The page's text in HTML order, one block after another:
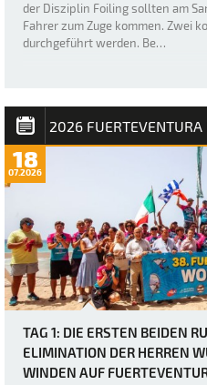
der Disziplin Foiling sollten am
Fahrer zum Zuge kommen. Zwei
durchgeführt werden. Be…
2026
18
07.2026
TAG 1: DIE ERSTEN BEIDEN
ELIMINATION DER HERREN
WINDEN AUF